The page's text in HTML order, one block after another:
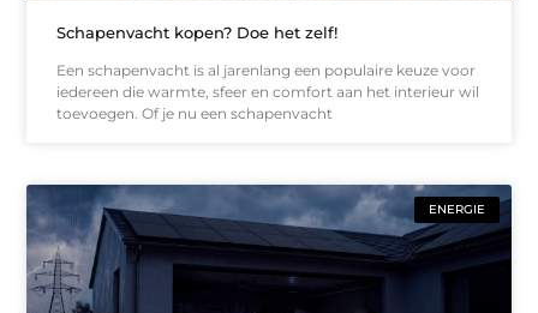
Schapenvacht kopen? Doe het zelf!
Een schapenvacht is al jarenlang een populaire keuze voor
iedereen die warmte, sfeer en comfort aan het interieur wil
toevoegen. Of je nu een schapenvacht
ENERGIE